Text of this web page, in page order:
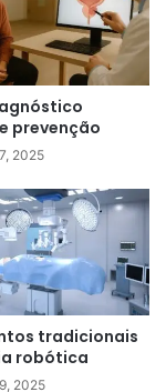
prevenção
2025
tradicionais
robótica
2025